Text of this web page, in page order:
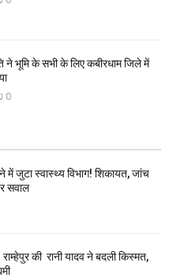
ने भूमि के सभी के लिए कबीरधाम जिले में
0
में जुटा स्वास्थ्य विभाग! शिकायत, जांच
सवाल
की रानी यादव ने बदली किस्मत,